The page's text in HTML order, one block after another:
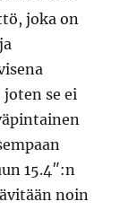
joka on
se ei
15.4″:n
noin